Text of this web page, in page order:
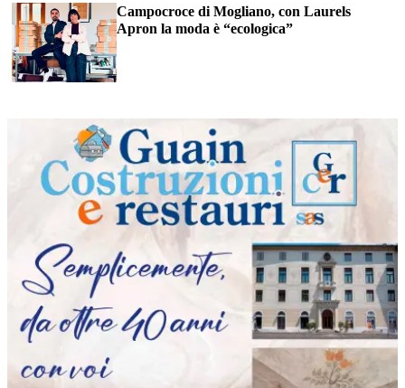
Campocroce di Mogliano, con Laurels
Apron la moda è “ecologica”